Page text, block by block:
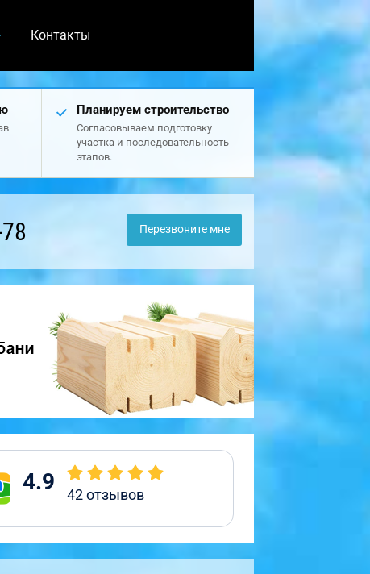
Контакты
Планируем строительство
Согласовываем подготовку
участка и последовательность
этапов.
Перезвоните мне
4.9 42отзывов